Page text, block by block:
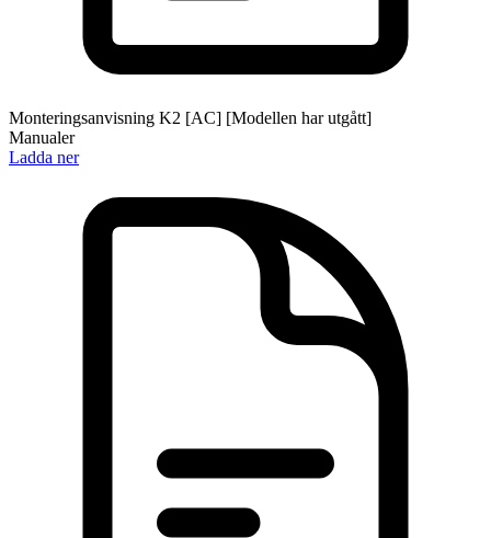
Monteringsanvisning K2 [AC] [Modellen har utgått]
Manualer
Ladda ner